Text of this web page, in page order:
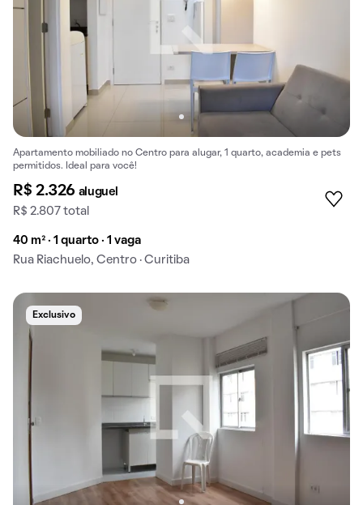
Apartamento mobiliado no Centro para alugar, 1 quarto, academia e pets
permitidos. Ideal para você!
R$ 2.326 aluguel
R$ 2.807 total
40 m² · 1 quarto · 1 vaga
Rua Riachuelo, Centro · Curitiba
Exclusivo